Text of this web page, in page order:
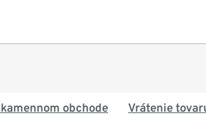
obchode Vrátenie